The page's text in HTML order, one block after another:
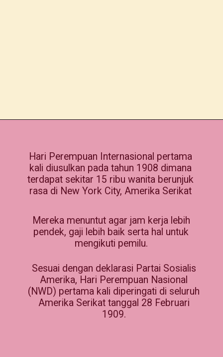
Hari Perempuan Internasional pertama
kali diusulkan pada tahun 1908 dimana
terdapat sekitar 15 ribu wanita berunjuk
rasa di New York City, Amerika Serikat
Mereka menuntut agar jam kerja lebih
pendek, gaji lebih baik serta hal untuk
mengikuti pemilu.
Sesuai dengan deklarasi Partai Sosialis
Amerika, Hari Perempuan Nasional
(NWD) pertama kali diperingati di seluruh
Amerika Serikat tanggal 28 Februari
1909.